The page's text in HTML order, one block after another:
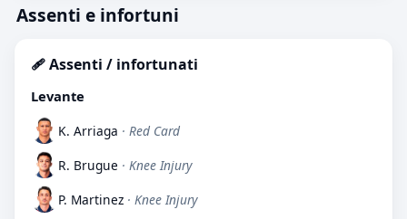
Assenti e infortuni
🩹 Assenti / infortunati
Levante
K. Arriaga · Red Card
R. Brugue · Knee Injury
P. Martinez · Knee Injury